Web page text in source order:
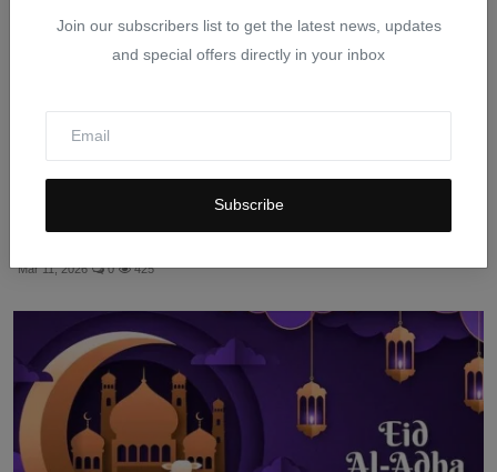
Join our subscribers list to get the latest news, updates
and special offers directly in your inbox
Subscribe
Kecelakaan Beruntun di Yos Sudarso Palu Libatkan 4
Mobi...
Mar 11, 2026 0 425